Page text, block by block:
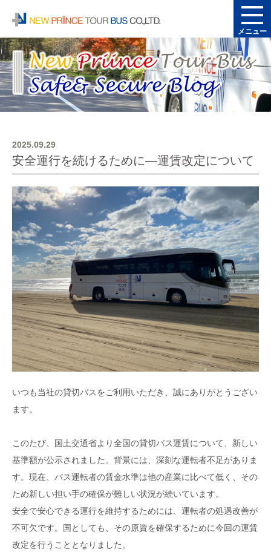
メニュー
2025.09.29
安全運行を続けるために―運賃改定について
いつも当社の貸切バスをご利用いただき、誠にありがとうござい
ます。
このたび、国土交通省より全国の貸切バス運賃について、新しい
基準額が公示されました。背景には、深刻な運転者不足がありま
す。現在、バス運転者の賃金水準は他の産業に比べて低く、その
ため新しい担い手の確保が難しい状況が続いています。
安全で安心できる運行を維持するためには、運転者の処遇改善が
不可欠です。国としても、その原資を確保するために今回の運賃
改定を行うこととなりました。